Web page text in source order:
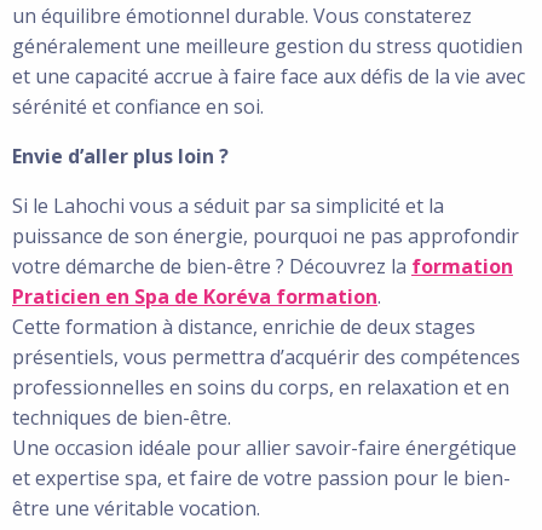
un équilibre émotionnel durable. Vous constaterez
généralement une meilleure gestion du stress quotidien
et une capacité accrue à faire face aux défis de la vie avec
sérénité et confiance en soi.
Envie d’aller plus loin ?
Si le Lahochi vous a séduit par sa simplicité et la
puissance de son énergie, pourquoi ne pas approfondir
votre démarche de bien-être ? Découvrez la formation
Praticien en Spa de Koréva formation.
Cette formation à distance, enrichie de deux stages
présentiels, vous permettra d’acquérir des compétences
professionnelles en soins du corps, en relaxation et en
techniques de bien-être.
Une occasion idéale pour allier savoir-faire énergétique
et expertise spa, et faire de votre passion pour le bien-
être une véritable vocation.